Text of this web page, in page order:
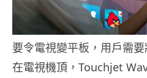
要令電視變平板，用戶需
在電視機頂，Touchjet